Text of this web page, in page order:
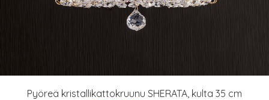
Pyöreä kristallikattokruunu SHERATA, kulta 35 cm